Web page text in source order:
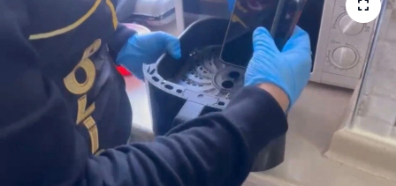
Haberde insan
Tanıtım